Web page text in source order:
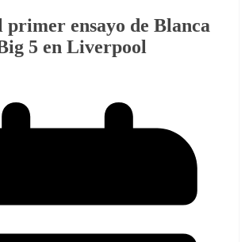
primer ensayo de Blanca
5 en Liverpool